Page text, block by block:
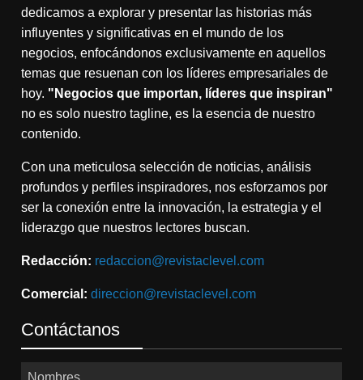
dedicamos a explorar y presentar las historias más
influyentes y significativas en el mundo de los
negocios, enfocándonos exclusivamente en aquellos
temas que resuenan con los líderes empresariales de
hoy. "Negocios que importan, líderes que inspiran"
no es solo nuestro tagline, es la esencia de nuestro
contenido.
Con una meticulosa selección de noticias, análisis
profundos y perfiles inspiradores, nos esforzamos por
ser la conexión entre la innovación, la estrategia y el
liderazgo que nuestros lectores buscan.
Redacción: redaccion@revistaclevel.com
Comercial: direccion@revistaclevel.com
Contáctanos
Nombres